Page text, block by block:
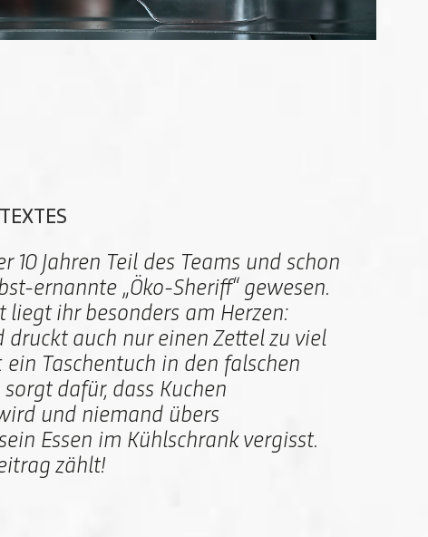
10 Jahren Teil des Teams und schon
ernannte „Öko-Sheriff“ gewesen.
liegt ihr besonders am Herzen:
druckt auch nur einen Zettel zu viel
ein Taschentuch in den falschen
dafür, dass Kuchen
und niemand übers
Essen im Kühlschrank vergisst.
zählt!